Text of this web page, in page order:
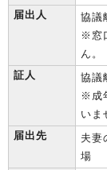
届出人
協議
※窓
ん。
証人
協議
※成
いま
届出先
夫妻
場